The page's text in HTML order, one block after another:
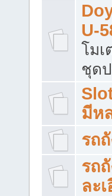
U-
โมเ
ชุด
มีห
รถ
รถ
ละ